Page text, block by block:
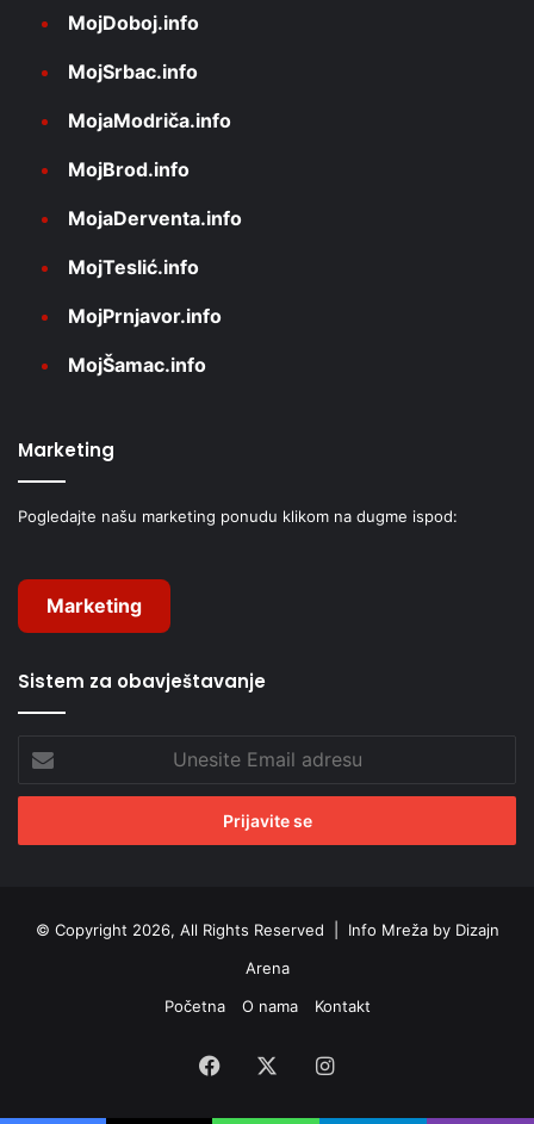
MojDoboj.info
MojSrbac.info
MojaModriča.info
MojBrod.info
MojaDerventa.info
MojTeslić.info
MojPrnjavor.info
MojŠamac.info
Marketing
Pogledajte našu marketing ponudu klikom na dugme ispod:
Marketing
Sistem za obavještavanje
Email
adresu
© Copyright 2026, All Rights Reserved | Info Mreža by Dizajn
Arena
Početna
O nama Kontakt
Facebook Instagram